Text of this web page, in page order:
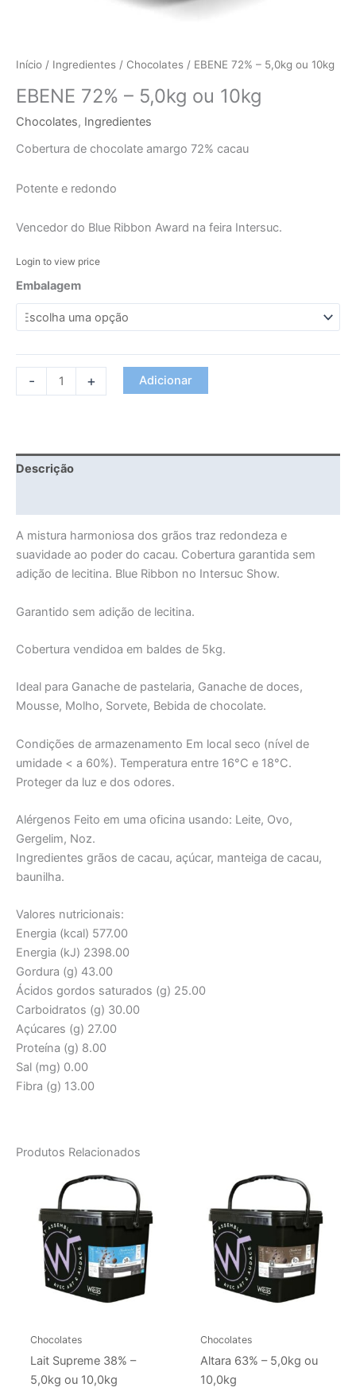
Início / Ingredientes / Chocolates / EBENE 72% – 5,0kg ou 10kg
EBENE 72% – 5,0kg ou 10kg
Chocolates, Ingredientes
Cobertura de chocolate amargo 72% cacau
Potente e redondo
Vencedor do Blue Ribbon Award na feira Intersuc.
Login to view price
Embalagem
- + Adicionar
Descrição
A mistura harmoniosa dos grãos traz redondeza e
suavidade ao poder do cacau. Cobertura garantida sem
adição de lecitina. Blue Ribbon no Intersuc Show.
Garantido sem adição de lecitina.
Cobertura vendidoa em baldes de 5kg.
Ideal para Ganache de pastelaria, Ganache de doces,
Mousse, Molho, Sorvete, Bebida de chocolate.
Condições de armazenamento Em local seco (nível de
umidade < a 60%). Temperatura entre 16°C e 18°C.
Proteger da luz e dos odores.
Alérgenos Feito em uma oficina usando: Leite, Ovo,
Gergelim, Noz.
Ingredientes grãos de cacau, açúcar, manteiga de cacau,
baunilha.
Valores nutricionais:
Energia (kcal) 577.00
Energia (kJ) 2398.00
Gordura (g) 43.00
Ácidos gordos saturados (g) 25.00
Carboidratos (g) 30.00
Açúcares (g) 27.00
Proteína (g) 8.00
Sal (mg) 0.00
Fibra (g) 13.00
Produtos Relacionados
Chocolates
Lait Supreme 38% –
5,0kg ou 10,0kg
Chocolates
Altara 63% – 5,0kg ou
10,0kg